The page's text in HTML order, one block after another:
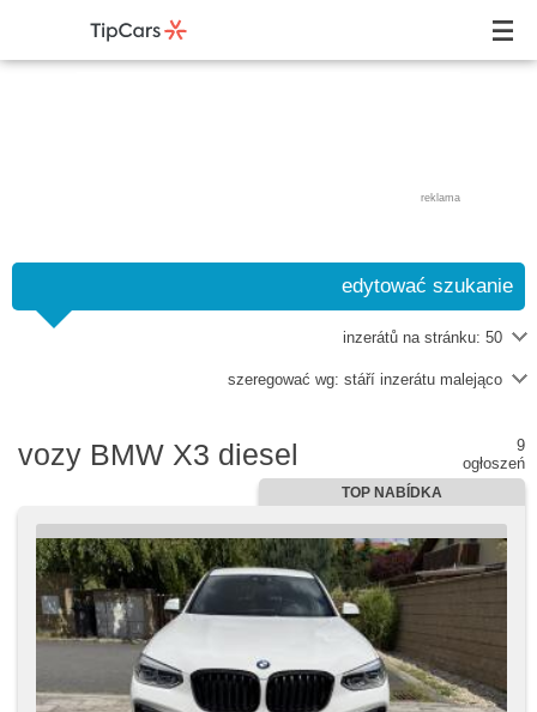
reklama
edytować szukanie
inzerátů na stránku: 50
szeregować wg: stáří inzerátu malejąco
vozy BMW X3 diesel
9
ogłoszeń
TOP NABÍDKA